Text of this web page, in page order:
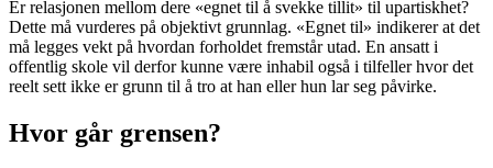
Er relasjonen mellom dere «egnet til å svekke tillit» til upartiskhet?
Dette må vurderes på objektivt grunnlag. «Egnet til» indikerer at det
må legges vekt på hvordan forholdet fremstår utad. En ansatt i
offentlig skole vil derfor kunne være inhabil også i tilfeller hvor det
reelt sett ikke er grunn til å tro at han eller hun lar seg påvirke.
Hvor går grensen?